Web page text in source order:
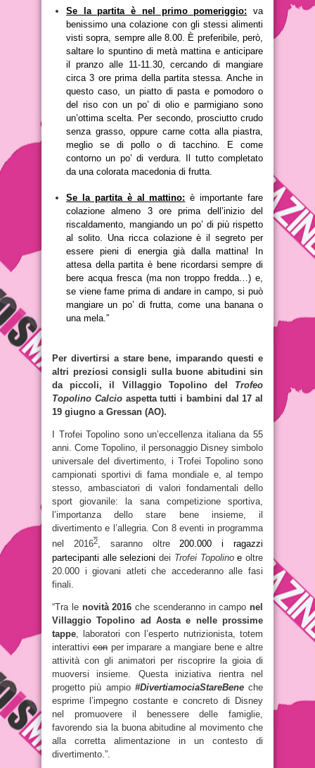
Se la partita è nel primo pomeriggio: va
benissimo una colazione con gli stessi alimenti
visti sopra, sempre alle 8.00. È preferibile, però,
saltare lo spuntino di metà mattina e anticipare
il pranzo alle 11-11.30, cercando di mangiare
circa 3 ore prima della partita stessa. Anche in
questo caso, un piatto di pasta e pomodoro o
del riso con un po’ di olio e parmigiano sono
un’ottima scelta. Per secondo, prosciutto crudo
senza grasso, oppure carne cotta alla piastra,
meglio se di pollo o di tacchino. E come
contorno un po’ di verdura. Il tutto completato
da una colorata macedonia di frutta.
Se la partita è al mattino: è importante fare
colazione almeno 3 ore prima dell’inizio del
riscaldamento, mangiando un po’ di più rispetto
al solito. Una ricca colazione è il segreto per
essere pieni di energia già dalla mattina! In
attesa della partita è bene ricordarsi sempre di
bere acqua fresca (ma non troppo fredda…) e,
se viene fame prima di andare in campo, si può
mangiare un po’ di frutta, come una banana o
una mela.”
Per divertirsi a stare bene, imparando questi e
altri preziosi consigli sulla buone abitudini sin
da piccoli, il Villaggio Topolino del Trofeo
Topolino Calcioaspetta tutti i bambini dal 17 al
19 giugno a Gressan (AO).
I Trofei Topolino sono un’eccellenza italiana da 55
anni. Come Topolino, il personaggio Disney simbolo
universale del divertimento, i Trofei Topolino sono
campionati sportivi di fama mondiale e, al tempo
stesso, ambasciatori di valori fondamentali dello
sport giovanile: la sana competizione sportiva,
l’importanza dello stare bene insieme, il
divertimento e l’allegria. Con 8 eventi in programma
nel 20162, saranno oltre200.000 i ragazzi
partecipanti alle selezioni dei Trofei Topolinoeoltre
20.000 i giovani atleti che accederanno alle fasi
finali.
“Tra le novità 2016 che scenderanno in campo nel
Villaggio Topolino ad Aosta e nelle prossime
tappe , laboratori con l’esperto nutrizionista, totem
interattiviconper imparare a mangiare bene e altre
attività con gli animatori per riscoprire la gioia di
muoversi insieme. Questa iniziativa rientra nel
progetto più ampio #DivertiamociaStareBene che
esprime l’impegno costante e concreto di Disney
nel promuovere il benessere delle famiglie,
favorendo sia la buona abitudine al movimento che
alla corretta alimentazione in un contesto di
divertimento.”.